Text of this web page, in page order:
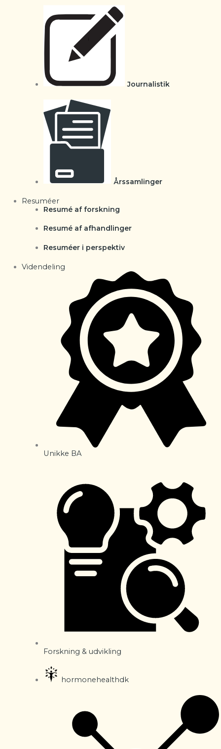
Journalistik
Årssamlinger
Resuméer
Resumé af forskning
Resumé af afhandlinger
Resuméer i perspektiv
Videndeling
Unikke BA
Forskning & udvikling
hormonehealthdk